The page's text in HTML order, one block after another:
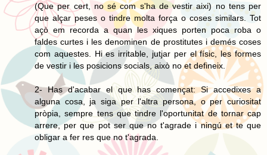
(Que per cert, no sé com s'ha de vestir aixi) no tens per
que alçar peses o tindre molta força o coses similars. Tot
açò em recorda a quan les xiques porten poca roba o
faldes curtes i les denominen de prostitutes i demés coses
com aquestes. Hi es irritable, jutjar per el físic, les formes
de vestir i les posicions socials, això no et defineix.
2- Has d'acabar el que has començat: Si accedixes a
alguna cosa, ja siga per l'altra persona, o per curiositat
pròpia, sempre tens que tindre l'oportunitat de tornar cap
arrere, per que pot ser que no t'agrade i ningú et te que
obligar a fer res que no t'agrada.